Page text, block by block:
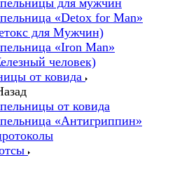
для мужчин
«Detox for Man»
для Мужчин)
«Iron Man»
человек)
от ковида
от ковида
«Антигриппин»